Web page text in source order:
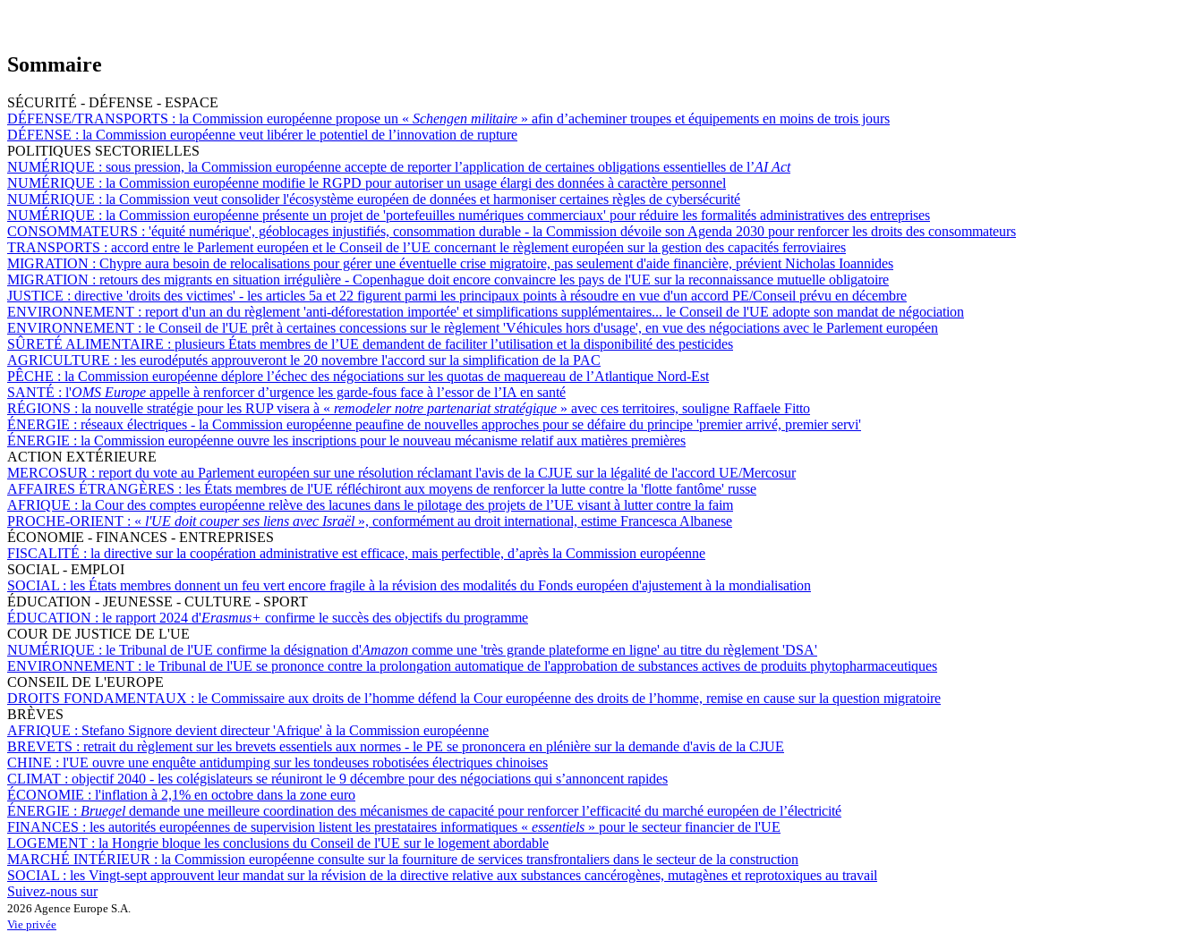
Sommaire
SÉCURITÉ - DÉFENSE - ESPACE
DÉFENSE/TRANSPORTS : la Commission européenne propose un « Schengen militaire » afin d’acheminer troupes et équipements en moins de trois jours
DÉFENSE : la Commission européenne veut libérer le potentiel de l’innovation de rupture
POLITIQUES SECTORIELLES
NUMÉRIQUE : sous pression, la Commission européenne accepte de reporter l’application de certaines obligations essentielles de l’AI Act
NUMÉRIQUE : la Commission européenne modifie le RGPD pour autoriser un usage élargi des données à caractère personnel
NUMÉRIQUE : la Commission veut consolider l'écosystème européen de données et harmoniser certaines règles de cybersécurité
NUMÉRIQUE : la Commission européenne présente un projet de 'portefeuilles numériques commerciaux' pour réduire les formalités administratives des entreprises
CONSOMMATEURS : 'équité numérique', géoblocages injustifiés, consommation durable - la Commission dévoile son Agenda 2030 pour renforcer les droits des consommateurs
TRANSPORTS : accord entre le Parlement européen et le Conseil de l’UE concernant le règlement européen sur la gestion des capacités ferroviaires
MIGRATION : Chypre aura besoin de relocalisations pour gérer une éventuelle crise migratoire, pas seulement d'aide financière, prévient Nicholas Ioannides
MIGRATION : retours des migrants en situation irrégulière - Copenhague doit encore convaincre les pays de l'UE sur la reconnaissance mutuelle obligatoire
JUSTICE : directive 'droits des victimes' - les articles 5a et 22 figurent parmi les principaux points à résoudre en vue d'un accord PE/Conseil prévu en décembre
ENVIRONNEMENT : report d'un an du règlement 'anti-déforestation importée' et simplifications supplémentaires... le Conseil de l'UE adopte son mandat de négociation
ENVIRONNEMENT : le Conseil de l'UE prêt à certaines concessions sur le règlement 'Véhicules hors d'usage', en vue des négociations avec le Parlement européen
SÛRETÉ ALIMENTAIRE : plusieurs États membres de l’UE demandent de faciliter l’utilisation et la disponibilité des pesticides
AGRICULTURE : les eurodéputés approuveront le 20 novembre l'accord sur la simplification de la PAC
PÊCHE : la Commission européenne déplore l’échec des négociations sur les quotas de maquereau de l’Atlantique Nord-Est
SANTÉ : l'OMS Europe appelle à renforcer d’urgence les garde-fous face à l’essor de l’IA en santé
RÉGIONS : la nouvelle stratégie pour les RUP visera à « remodeler notre partenariat stratégique » avec ces territoires, souligne Raffaele Fitto
ÉNERGIE : réseaux électriques - la Commission européenne peaufine de nouvelles approches pour se défaire du principe 'premier arrivé, premier servi'
ÉNERGIE : la Commission européenne ouvre les inscriptions pour le nouveau mécanisme relatif aux matières premières
ACTION EXTÉRIEURE
MERCOSUR : report du vote au Parlement européen sur une résolution réclamant l'avis de la CJUE sur la légalité de l'accord UE/Mercosur
AFFAIRES ÉTRANGÈRES : les États membres de l'UE réfléchiront aux moyens de renforcer la lutte contre la 'flotte fantôme' russe
AFRIQUE : la Cour des comptes européenne relève des lacunes dans le pilotage des projets de l’UE visant à lutter contre la faim
PROCHE-ORIENT : « l'UE doit couper ses liens avec Israël », conformément au droit international, estime Francesca Albanese
ÉCONOMIE - FINANCES - ENTREPRISES
FISCALITÉ : la directive sur la coopération administrative est efficace, mais perfectible, d’après la Commission européenne
SOCIAL - EMPLOI
SOCIAL : les États membres donnent un feu vert encore fragile à la révision des modalités du Fonds européen d'ajustement à la mondialisation
ÉDUCATION - JEUNESSE - CULTURE - SPORT
ÉDUCATION : le rapport 2024 d'Erasmus+ confirme le succès des objectifs du programme
COUR DE JUSTICE DE L'UE
NUMÉRIQUE : le Tribunal de l'UE confirme la désignation d'Amazon comme une 'très grande plateforme en ligne' au titre du règlement 'DSA'
ENVIRONNEMENT : le Tribunal de l'UE se prononce contre la prolongation automatique de l'approbation de substances actives de produits phytopharmaceutiques
CONSEIL DE L'EUROPE
DROITS FONDAMENTAUX : le Commissaire aux droits de l’homme défend la Cour européenne des droits de l’homme, remise en cause sur la question migratoire
BRÈVES
AFRIQUE : Stefano Signore devient directeur 'Afrique' à la Commission européenne
BREVETS : retrait du règlement sur les brevets essentiels aux normes - le PE se prononcera en plénière sur la demande d'avis de la CJUE
CHINE : l'UE ouvre une enquête antidumping sur les tondeuses robotisées électriques chinoises
CLIMAT : objectif 2040 - les colégislateurs se réuniront le 9 décembre pour des négociations qui s’annoncent rapides
ÉCONOMIE : l'inflation à 2,1% en octobre dans la zone euro
ÉNERGIE : Bruegel demande une meilleure coordination des mécanismes de capacité pour renforcer l’efficacité du marché européen de l’électricité
FINANCES : les autorités européennes de supervision listent les prestataires informatiques « essentiels » pour le secteur financier de l'UE
LOGEMENT : la Hongrie bloque les conclusions du Conseil de l'UE sur le logement abordable
MARCHÉ INTÉRIEUR : la Commission européenne consulte sur la fourniture de services transfrontaliers dans le secteur de la construction
SOCIAL : les Vingt-sept approuvent leur mandat sur la révision de la directive relative aux substances cancérogènes, mutagènes et reprotoxiques au travail
Suivez-nous sur
2026 Agence Europe S.A.
Vie privée